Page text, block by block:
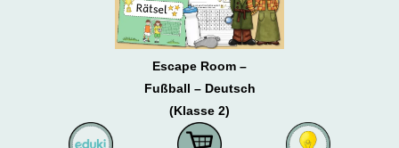
Escape Room –
Fußball – Deutsch
(Klasse 2)